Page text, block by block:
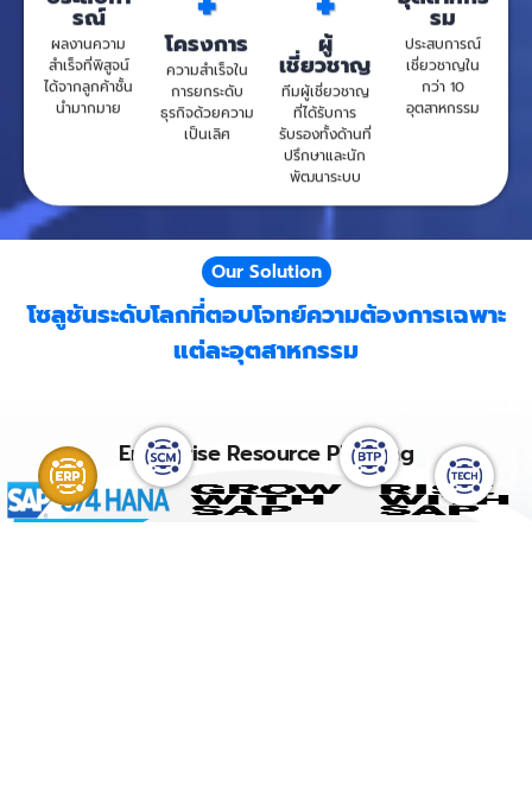
รณ์
ผลงานความ
สำเร็จที่พิสูจน์
ได้จากลูกค้าชั้น
นำมากมาย
โครงการ
ความสำเร็จใน
การยกระดับ
ธุรกิจด้วยความ
เป็นเลิศ
ผู้
เชี่ยวชาญ
ทีมผู้เชี่ยวชาญ
ที่ได้รับการ
รับรองทั้งด้านที่
ปรึกษาและนัก
พัฒนาระบบ
รม
ประสบการณ์
เชี่ยวชาญใน
กว่า 10
อุตสาหกรรม
Our Solution
โซลูชันระดับโลกที่ตอบโจทย์ความต้องการเฉพาะ
แต่ละอุตสาหกรรม
Enterprise Resource Planning